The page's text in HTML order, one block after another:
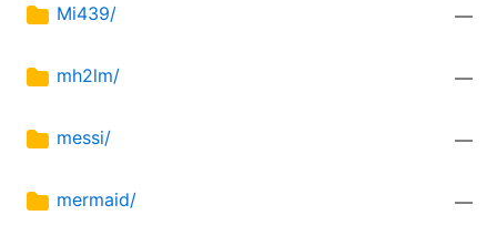
Mi439/ —
mh2lm/ —
messi/ —
mermaid/ —